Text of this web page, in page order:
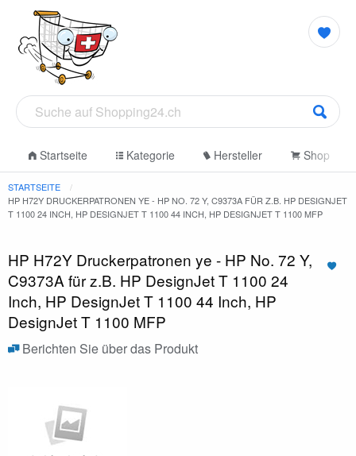
Startseite Kategorie Hersteller Shop
STARTSEITE
HP H72Y DRUCKERPATRONEN YE - HP NO. 72 Y, C9373A FÜR Z.B. HP DESIGNJET
T 1100 24 INCH, HP DESIGNJET T 1100 44 INCH, HP DESIGNJET T 1100 MFP
HP H72Y Druckerpatronen ye - HP No. 72 Y,
C9373A für z.B. HP DesignJet T 1100 24
Inch, HP DesignJet T 1100 44 Inch, HP
DesignJet T 1100 MFP
Berichten Sie über das Produkt